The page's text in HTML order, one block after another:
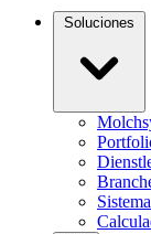
Soluciones